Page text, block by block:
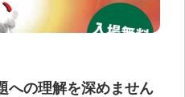
への理解を深めません